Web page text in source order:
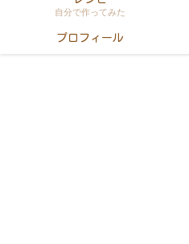
自分で作ってみた
プロフィール